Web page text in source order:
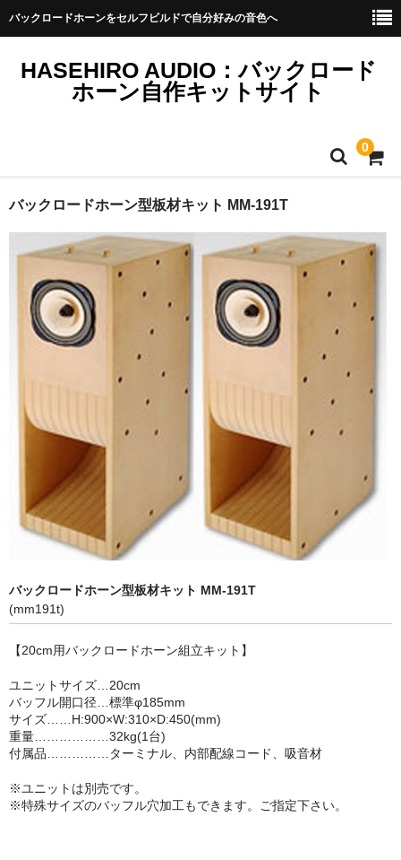
バックロードホーンをセルフビルドで自分好みの音色へ
HASEHIRO AUDIO：バックロード
ホーン自作キットサイト
0
ホーム
自作キット
商品一覧
自作キット
MM-Sタイプ
MMタイプ
MM-STタイプ
カスタマイズキット
その他
会社概要
プライバシーポリシー
買物について
お買い物カゴ
バックロードホーン型板材キット MM-191T
バックロードホーン型板材キット MM-191T
(mm191t)
【20cm用バックロードホーン組立キット】
ユニットサイズ…20cm
バッフル開口径…標準φ185mm
サイズ……H:900×W:310×D:450(mm)
重量………………32kg(1台)
付属品……………ターミナル、内部配線コード、吸音材
※ユニットは別売です。
※特殊サイズのバッフル穴加工もできます。ご指定下さい。